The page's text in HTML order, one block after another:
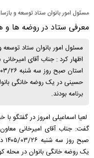
مسئول امور بانوان ستاد توسعه و
معرفی ستاد در روضه ها و
مسئول امور بانوان ستاد
اظهار کرد : جناب آقای
حسینی در یک روضه خانگی
برنامه بودند.
لعیا اسماعیلی امروز در گفتگو با
گفت: جناب آقای امیرخانی
یک روضه خانگی بانوان در محله